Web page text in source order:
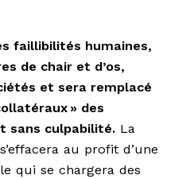
faillibilités humaines,
de chair et d’os,
et sera remplacé
» des
sans culpabilité. La
au profit d’une
qui se chargera des